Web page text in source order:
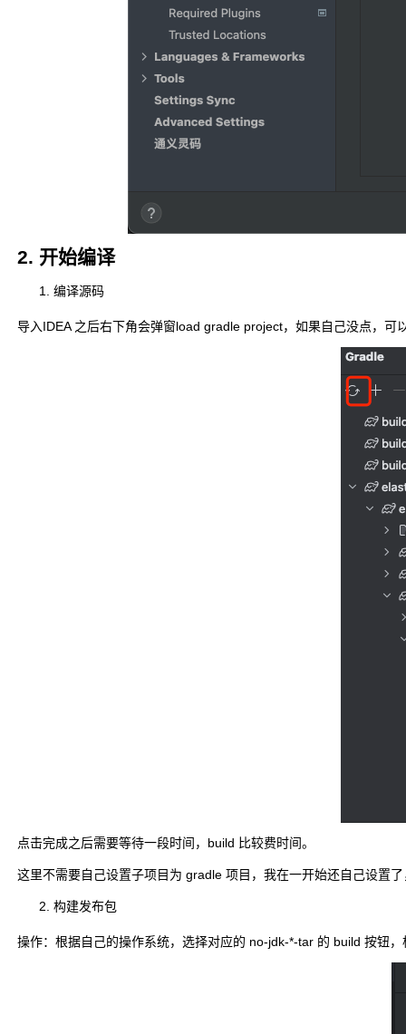
2. 开始编译
编译源码
导入IDEA 之后右下角会弹窗load gradle project，如果自己没点，可
点击完成之后需要等待一段时间，build 比较费时间。
这里不需要自己设置子项目为 gradle 项目，我在一开始还自己设置
构建发布包
操作：根据自己的操作系统，选择对应的 no-jdk-*-tar 的 build 按钮